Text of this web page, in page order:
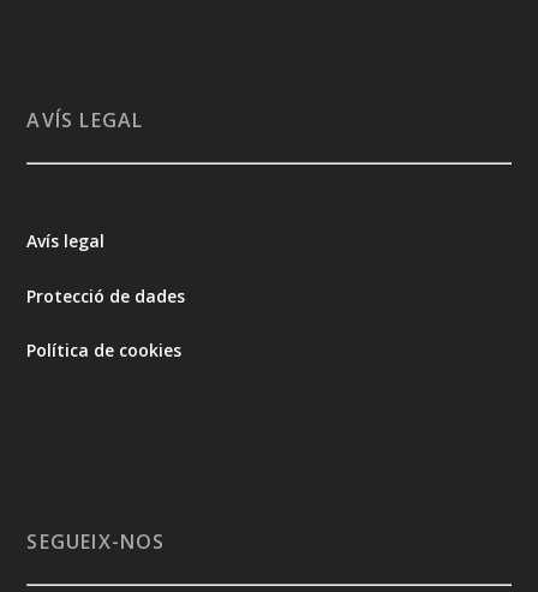
AVÍS LEGAL
Avís legal
Protecció de dades
Política de cookies
SEGUEIX-NOS